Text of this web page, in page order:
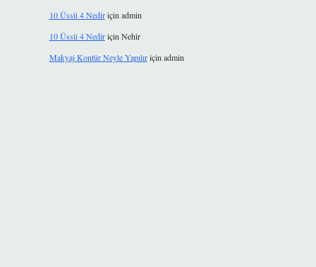
10 Üssü 4 Nediriçin admin
10 Üssü 4 Nediriçin Nehir
Makyaj Kontür Neyle Yapılıriçin admin